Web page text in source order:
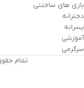
بازی های ساختنی
دخترانه
پسرانه
آموزشی
سرگرمی
تمام